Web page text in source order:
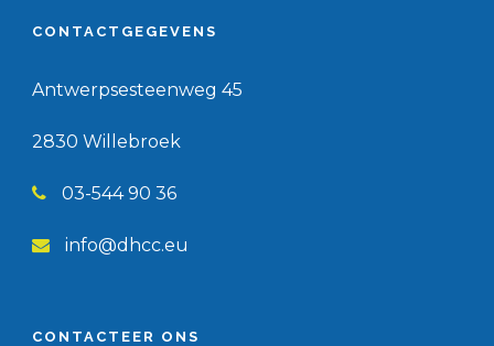
CONTACTGEGEVENS
Antwerpsesteenweg 45
2830 Willebroek
03-544 90 36
info@dhcc.eu
CONTACTEER ONS